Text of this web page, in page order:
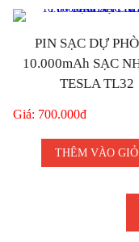
PIN SẠC DỰ
10.000mAh SẠC
TESLA TL32
Giá: 700.000đ
THÊM VÀO GIỎ